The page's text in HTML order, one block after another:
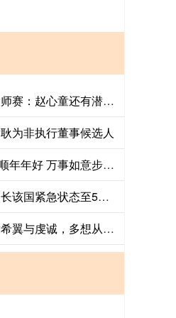
股神配资 亨得利点评上海大师赛：赵心童还有潜力，吴宜泽需注重细节
为非执行董事候选人
信弘配资 早安金昌 | 一帆风顺年年好 万事如意步步高
融创优配 以色列政府批准延长该国紧急状态至5月19日
黑马配资 耿兵诗选｜我充满希翼与虔诚，多想从它疲惫的眼神中获取一知半解_后山_母亲_积雪